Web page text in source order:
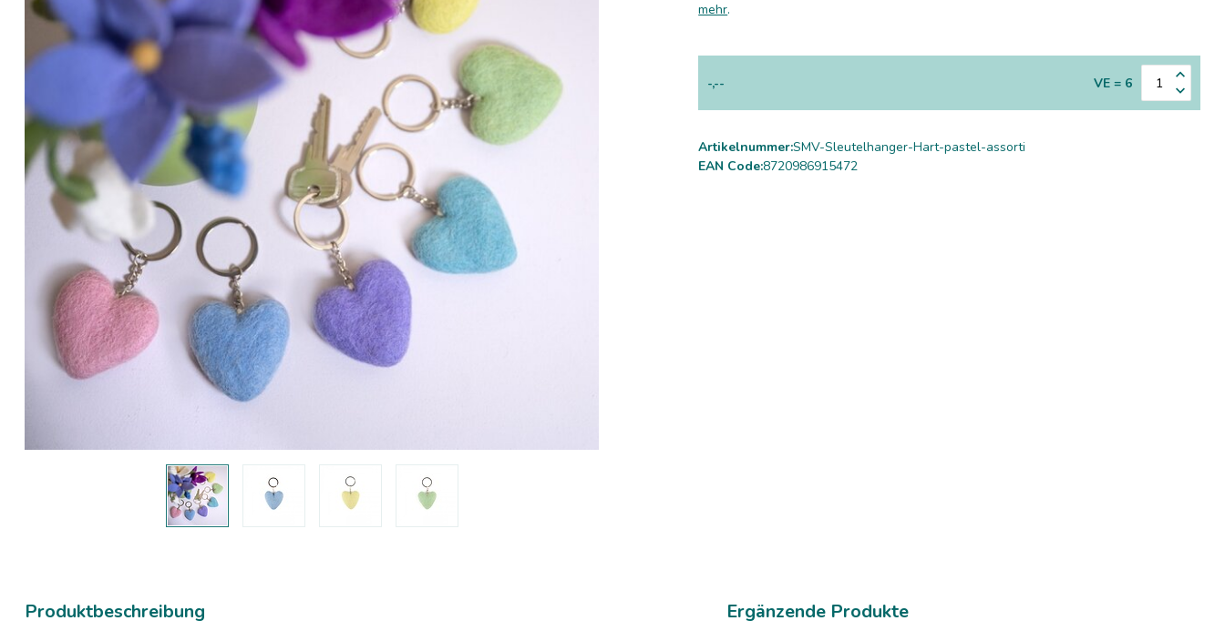
mehr.
-,-- VE = 6
Artikelnummer:SMV-Sleutelhanger-Hart-pastel-assorti
EAN Code:8720986915472
Produktbeschreibung Ergänzende Produkte